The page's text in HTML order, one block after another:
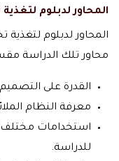
المحاور لدبلوم لتغذية
المحاور لدبلوم
محاور تلك الدراسة
القدرة على
معرفة النظام
استخدامات مختلف
للدراسة.